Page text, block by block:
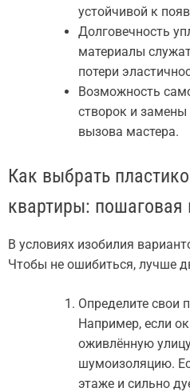
устойчивой к
Долговечность
материалы
потери
Возможность
створок и замены
вызова мастера.
Как выбрать
квартиры: пошаговая
В условиях изобилия
Чтобы не ошибиться, лучше
Определите свои
Например, если
оживлённую
шумоизоляцию.
этаже и сильно